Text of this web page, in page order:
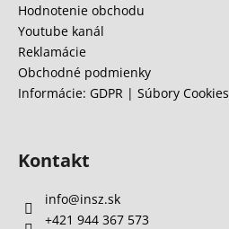
Hodnotenie obchodu
Youtube kanál
Reklamácie
Obchodné podmienky
Informácie: GDPR | Súbory Cookies
Kontakt
info@insz.sk
+421 944 367 573